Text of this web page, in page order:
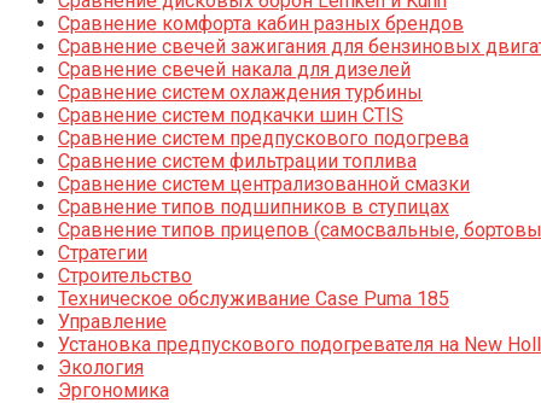
Сравнение комфорта кабин разных брендов
Сравнение свечей зажигания для бензиновых
Сравнение свечей накала для дизелей
Сравнение систем охлаждения турбины
Сравнение систем подкачки шин CTIS
Сравнение систем предпускового подогрева
Сравнение систем фильтрации топлива
Сравнение систем централизованной смазки
Сравнение типов подшипников в ступицах
Сравнение типов прицепов (самосвальные,
Стратегии
Строительство
Техническое обслуживание Case Puma 185
Управление
Установка предпускового подогревателя на New
Экология
Эргономика